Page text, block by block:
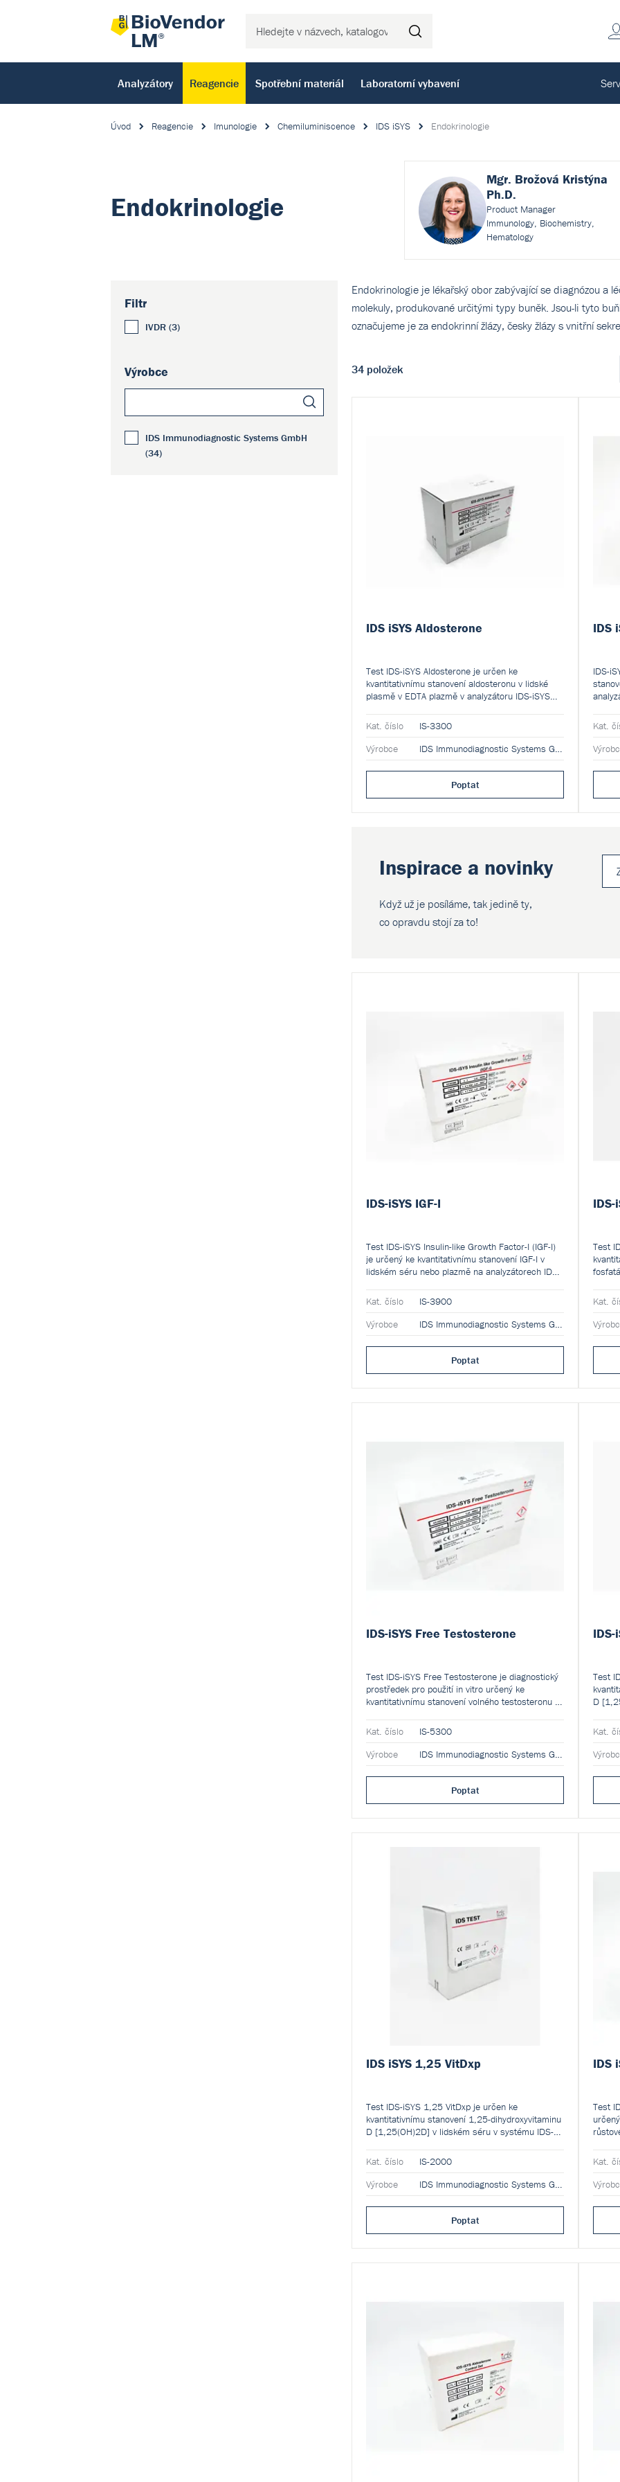
Analyzátory Reagencie Spotřební materiál Laboratorní vybavení
Úvod Reagencie Imunologie Chemiluminiscence IDS iSYS Endokrinologie
Endokrinologie
Mgr. Brožová Kristýna
Ph.D.
Product Manager
Immunology, Biochemistry,
Hematology
Filtr
IVDR (3)
Výrobce
IDS Immunodiagnostic Systems GmbH
(34)
Endokrinologie je lékařský obor zabývající se diagnózou a
molekuly, produkované určitými typy buněk. Jsou-li tyto
označujeme je za endokrinní žlázy, česky žlázy s vnitřní
34 položek
Inspirace a novinky
Když už je posíláme, tak jedině ty,
co opravdu stojí za to!
IDS iSYS Aldosterone
Test IDS-iSYS Aldosterone je určen ke
kvantitativnímu stanovení aldosteronu v lidské
plasmě v EDTA plazmě v analyzátoru IDS-iSYS
spolu s dalšími klinickými a laboratorními údaji
pomoci lékaři při klinickém hodnocení syndromů
spojených s hypertenzí.
Kat. číslo
IS-3300
Výrobce
IDS Immunodiagnostic Systems GmbH
Poptat
IDS
IDS-
při
Kat.
IDS-iSYS IGF-I
Test IDS-iSYS Insulin-like Growth Factor-I (IGF-I)
je určený ke kvantitativnímu stanovení IGF-I v
lidském séru nebo plazmě na analyzátorech IDS-
Kat. číslo
IS-3900
Výrobce
IDS Immunodiagnostic Systems GmbH
Poptat
IDS-
Test
Kat.
IDS-iSYS Free Testosterone
Test IDS-iSYS Free Testosterone je diagnostický
prostředek pro použití in vitro určený ke
kvantitativnímu stanovení volného testosteronu v
iSYS Multi-Discipline Automated System.
Kat. číslo
IS-5300
Výrobce
IDS Immunodiagnostic Systems GmbH
Poptat
Test
D
Kat.
IDS iSYS 1,25 VitDxp
Test IDS-iSYS 1,25 VitDxp je určen ke
kvantitativnímu stanovení 1,25-dihydroxyvitaminu
D [1,25(OH)2D] v lidském séru v systému IDS-
Výsledky se používají ke snazšímu hodnocení
dostatečnosti vitaminu D.
Kat. číslo
IS-2000
Výrobce
IDS Immunodiagnostic Systems GmbH
Poptat
IDS
Test
spolu
jako
Kat.